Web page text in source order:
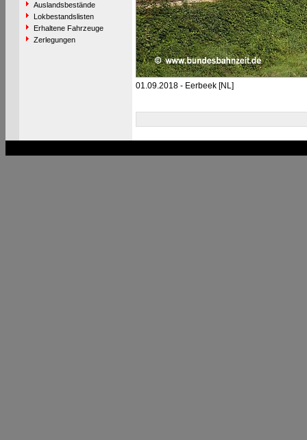
Auslandsbestände
Lokbestandslisten
Erhaltene Fahrzeuge
Zerlegungen
01.09.2018 - Eerbeek [NL]